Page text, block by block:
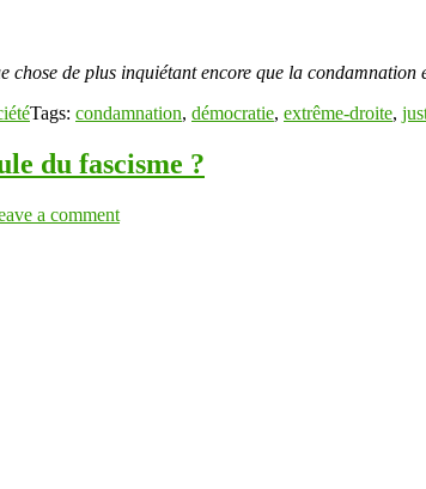
chose de plus inquiétant encore que la condamnation
Tags: condamnation, démocratie, extrême-droite,
du fascisme ?
a comment